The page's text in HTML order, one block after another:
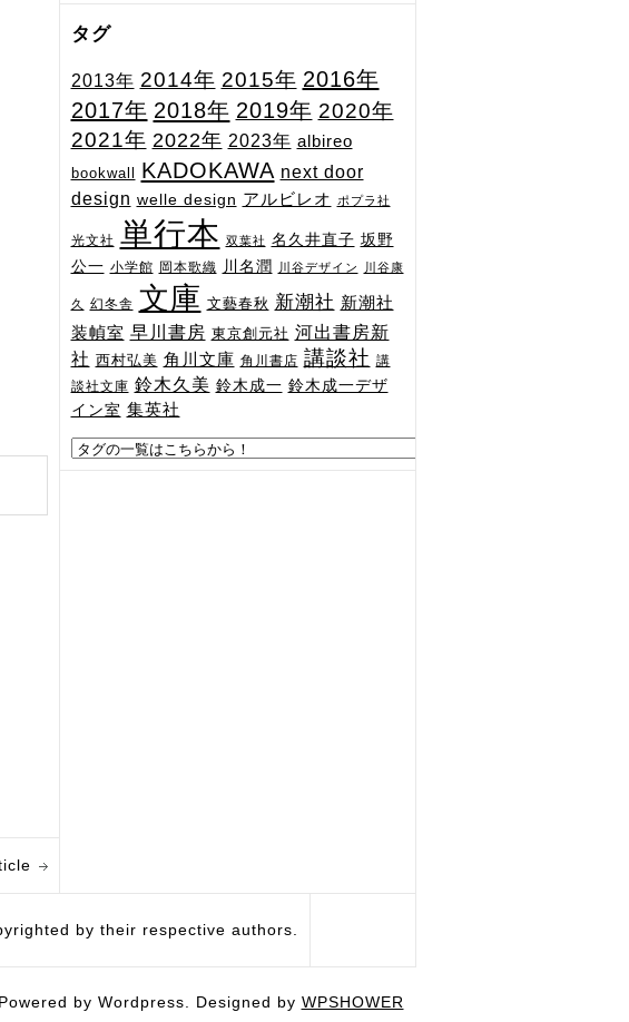
タグ
2013年 2014年 2015年 2016年
2017年 2018年 2019年 2020年
2021年 2022年 2023年 albireo
bookwall KADOKAWA next door
design welle design アルビレオ ポプラ社
光文社 単行本 双葉社 名久井直子 坂野
公一 小学館 岡本歌織 川名潤 川谷デザイン 川谷康
久 幻冬舎 文庫 文藝春秋 新潮社 新潮社
装幀室 早川書房 東京創元社 河出書房新
社 西村弘美 角川文庫 角川書店 講談社 講
談社文庫 鈴木久美 鈴木成一 鈴木成一デザ
イン室 集英社
by their respective authors.
Powered by Wordpress. Designed by WPSHOWER